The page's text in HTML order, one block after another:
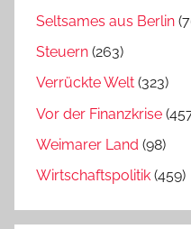
Seltsames aus Berlin
Steuern (263)
Verrückte Welt (323)
Vor der Finanzkrise
Weimarer Land (98)
Wirtschaftspolitik (459)